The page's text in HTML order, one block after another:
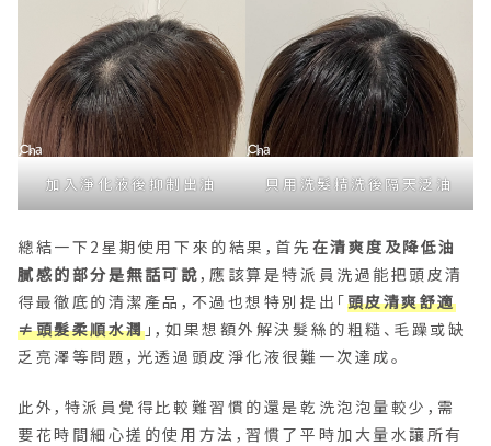
加入淨化液後抑制出油 只用洗髮精洗後隔天泛油
總結一下2星期使用下來的結果，首先 在清爽度及降低油
膩感的部分是無話可說，應該算是特派員洗過能把頭皮清
得最徹底的清潔產品，不過也想特別提出「頭皮清爽舒適
≠頭髮柔順水潤」，如果想額外解決髮絲的粗糙、毛躁或缺
乏亮澤等問題，光透過頭皮淨化液很難一次達成。
此外，特派員覺得比較難習慣的還是乾洗泡泡量較少，需
要花時間細心搓的使用方法，習慣了平時加大量水讓所有